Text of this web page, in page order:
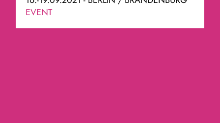
EVENT